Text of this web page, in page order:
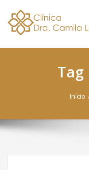
content
Início